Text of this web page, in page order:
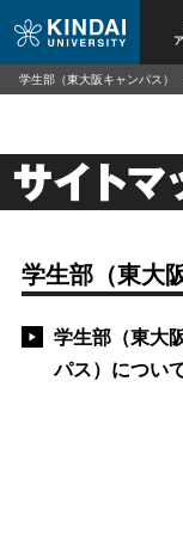
サイトマ
学生部（東大
学生部（東大
パス）につい
学生部（東大阪キャンパス）